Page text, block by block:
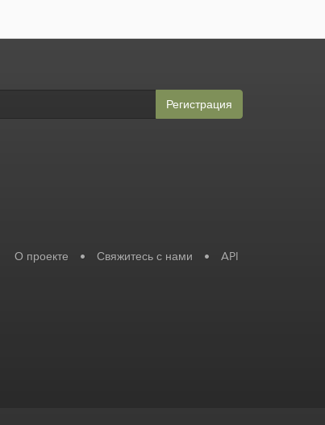
Регистрация
О проекте • Свяжитесь с нами • API